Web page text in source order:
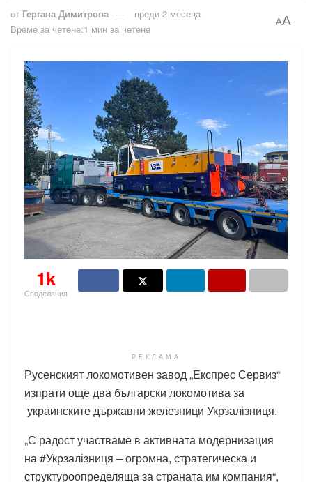
от Гергана Димитрова
преди 2 месеца
Време за четене:1 мин за четене
AA
1k
Споделяния
РЕКЛАМА
Русенският локомотивен завод „Експрес Сервиз“
изпрати още два български локомотива за
украинските държавни железници Укрзалізниця.
„С радост участваме в активната модернизация
на #Укрзалізниця – огромна, стратегическа и
структуроопределяща за страната им компания“,